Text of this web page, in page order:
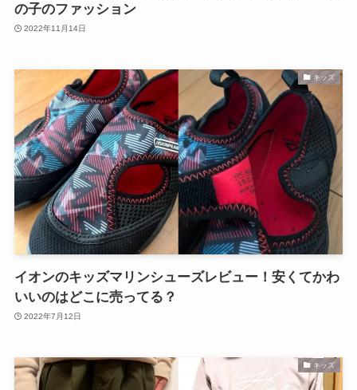
の子のファッション
2022年11月14日
キッズ
イオンのキッズマリンシューズレビュー！安くてかわ
いいのはどこに売ってる？
2022年7月12日
キッズ